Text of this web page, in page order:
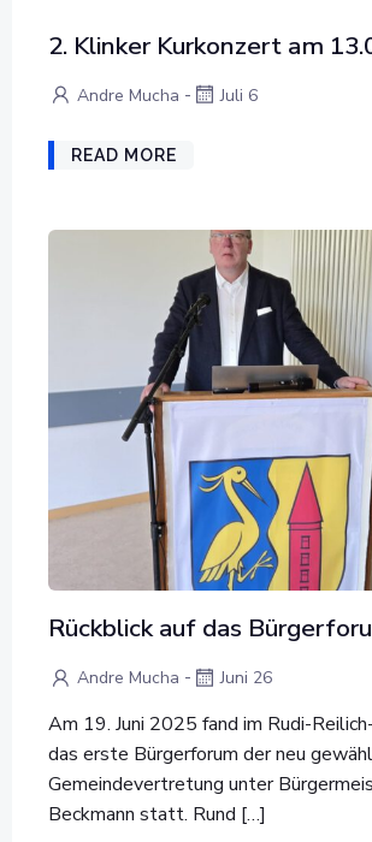
2. Klinker Kurkonzert am
Andre Mucha - Juli 6
READ MORE
Rückblick auf das
Andre Mucha - Juni 26
Am 19. Juni 2025 fand im Rudi-
das erste Bürgerforum der neu
Gemeindevertretung unter
Beckmann statt. Rund […]